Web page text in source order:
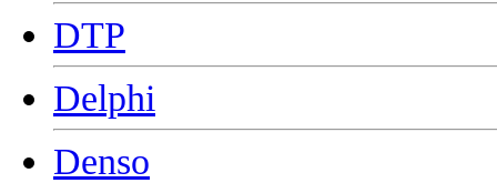
DTP
Delphi
Denso